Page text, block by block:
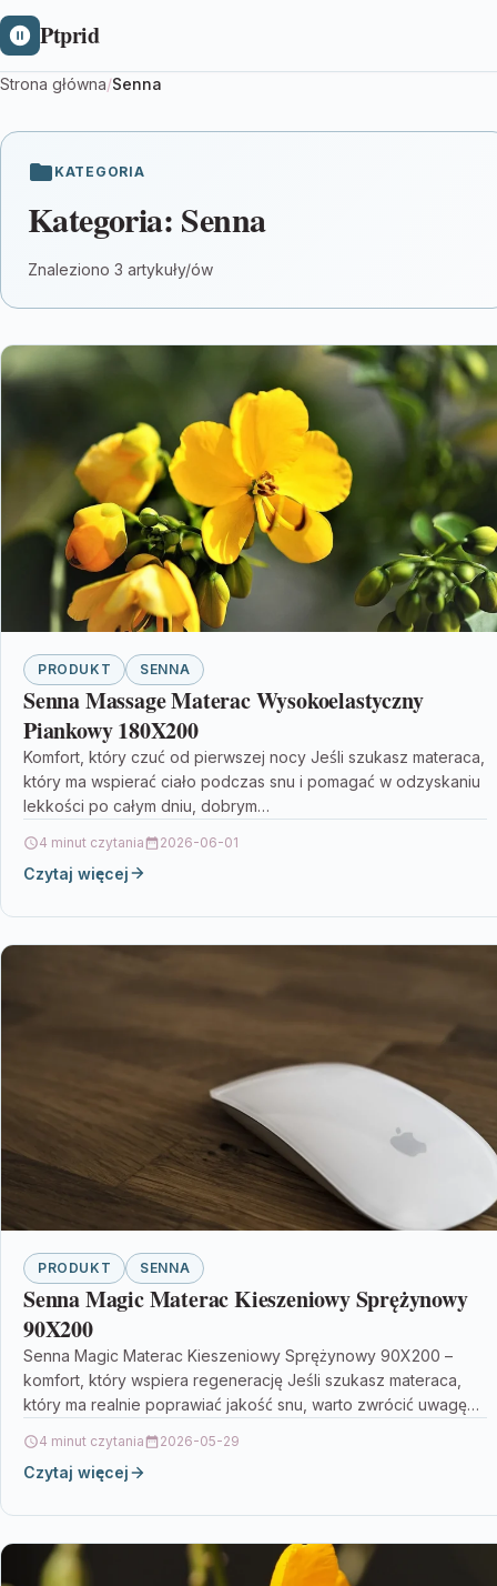
Ptprid
Strona główna/Senna
KATEGORIA
Kategoria: Senna
Znaleziono 3 artykuły/ów
PRODUKT SENNA
Senna Massage Materac Wysokoelastyczny
Piankowy 180X200
Komfort, który czuć od pierwszej nocy Jeśli szukasz materaca,
który ma wspierać ciało podczas snu i pomagać w odzyskaniu
lekkości po całym dniu, dobrym…
4 minut czytania 2026-06-01
Czytaj więcej
PRODUKT SENNA
Senna Magic Materac Kieszeniowy Sprężynowy
90X200
Senna Magic Materac Kieszeniowy Sprężynowy 90X200 –
komfort, który wspiera regenerację Jeśli szukasz materaca,
który ma realnie poprawiać jakość snu, warto zwrócić uwagę
4 minut czytania 2026-05-29
Czytaj więcej